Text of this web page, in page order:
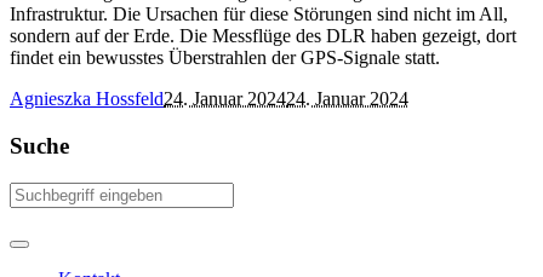
Infrastruktur. Die Ursachen für diese Störungen sind nicht im All,
sondern auf der Erde. Die Messflüge des DLR haben gezeigt, dort
findet ein bewusstes Überstrahlen der GPS-Signale statt.
Agnieszka Hossfeld24. Januar 202424. Januar 2024
Suche